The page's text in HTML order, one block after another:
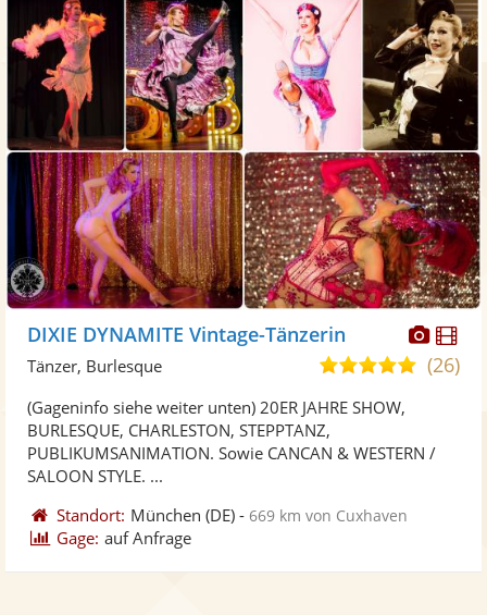
DIXIE DYNAMITE Vintage-Tänzerin
5,0
Sternen
(26)
Tänzer, Burlesque
(Gageninfo siehe weiter unten) 20ER JAHRE SHOW,
BURLESQUE, CHARLESTON, STEPPTANZ,
PUBLIKUMSANIMATION. Sowie CANCAN & WESTERN /
SALOON STYLE. ...
Standort: München (DE) -669 km von Cuxhaven
Gage: auf Anfrage